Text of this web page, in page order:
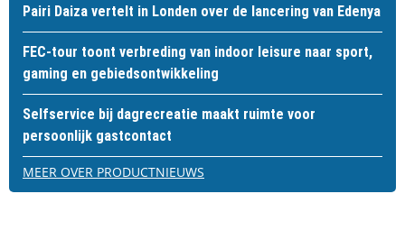
Pairi Daiza vertelt in Londen over de lancering van Edenya
FEC-tour toont verbreding van indoor leisure naar sport,
gaming en gebiedsontwikkeling
Selfservice bij dagrecreatie maakt ruimte voor
persoonlijk gastcontact
MEER OVER PRODUCTNIEUWS